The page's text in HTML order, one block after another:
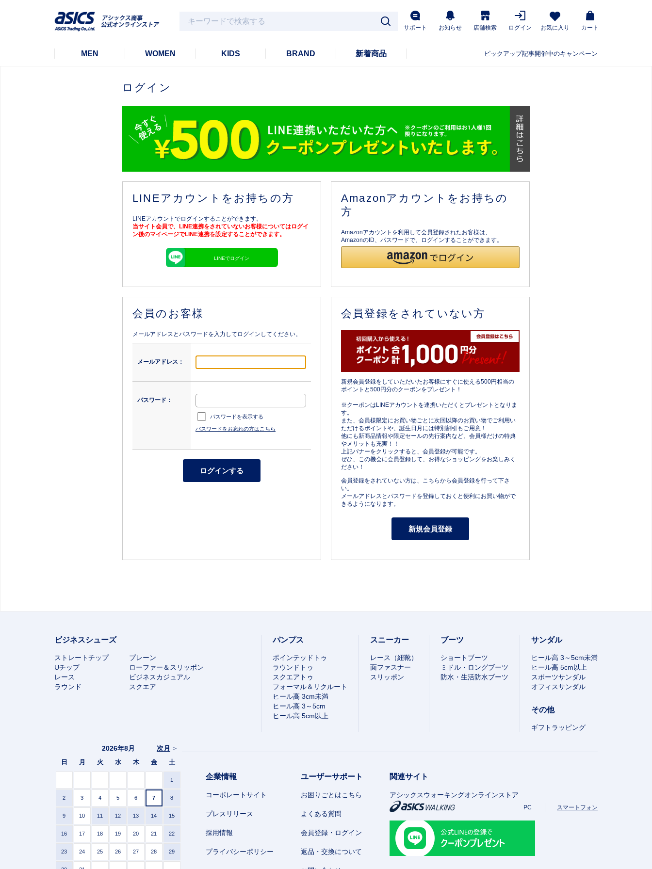
サポート お知らせ 店舗検索 ログイン お気に入り カート
MEN WOMEN KIDS BRAND 新着商品 ピックアップ記事開催中のキャンペーン
ログイン
LINEアカウントをお持ちの方
LINEアカウントでログインすることができます。
当サイト会員で、LINE連携をされていないお客様についてはログイ
ン後のマイページでLINE連携を設定することができます。
LINEでログイン
Amazonアカウントをお持ちの
方
Amazonアカウントを利用して会員登録されたお客様は、
AmazonのID、パスワードで、ログインすることができます。
会員のお客様
メールアドレスとパスワードを入力してログインしてください。
メールアドレス：
パスワード：
パスワードを表示する
パスワードをお忘れの方はこちら
会員登録をされていない方
新規会員登録をしていただいたお客様にすぐに使える500円相当の
ポイントと500円分のクーポンをプレゼント！
※クーポンはLINEアカウントを連携いただくとプレゼントとなりま
す。
また、会員様限定にお買い物ごとに次回以降のお買い物でご利用い
ただけるポイントや、誕生日月には特別割引もご用意！
他にも新商品情報や限定セールの先行案内など、会員様だけの特典
やメリットも充実！！
上記バナーをクリックすると、会員登録が可能です。
ぜひ、この機会に会員登録して、お得なショッピングをお楽しみく
ださい！
会員登録をされていない方は、こちらから会員登録を行って下さ
い。
メールアドレスとパスワードを登録しておくと便利にお買い物がで
きるようになります。
ビジネスシューズ
ストレートチップ
プレーン
Uチップ
ローファー＆スリッポン
レース
ビジネスカジュアル
ラウンド
スクエア
パンプス
ポインテッドトゥ
ラウンドトゥ
スクエアトゥ
フォーマル＆リクルート
ヒール高 3cm未満
ヒール高 3～5cm
ヒール高 5cm以上
スニーカー
レース（紐靴）
面ファスナー
スリッポン
ブーツ
ショートブーツ
ミドル・ロングブーツ
防水・生活防水ブーツ
サンダル
ヒール高 3～5cm未満
ヒール高 5cm以上
スポーツサンダル
オフィスサンダル
その他
ギフトラッピング
次月 >
2026年8月
日 月 火 水 木 金 土
1
2 3 4 5 6 7 8
9 10 11 12 13 14 15
16 17 18 19 20 21 22
23 24 25 26 27 28 29
企業情報
コーポレートサイト
プレスリリース
採用情報
プライバシーポリシー
ユーザーサポート
お困りごとはこちら
よくある質問
会員登録・ログイン
返品・交換について
関連サイト
アシックスウォーキングオンラインストア
PC スマートフォン